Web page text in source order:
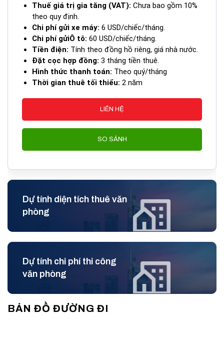
Xí, Phường 26, Quận Bình Thạnh
Richmond City sở hữu vị trí đắc địa tại khu vực Nguyễn Xí,
Quận Bình Thạnh, giúp kết nối linh hoạt với các quận trung
tâm như Quận 1, Quận 3, Phú Nhuận và các khu đô thị lớn
như Thủ Đức, Bình Dương.
Nằm gầnBến xe Miền Đông, thuận tiện cho doanh
nghiệp có nhu cầu di chuyển liên tỉnh.
Ngã tư Hàng Xanhchỉ 5 phút, giúp kết nối nhanh
chóng đến các tuyến đường huyết mạch nhưĐiện Biên
Phủ, Phạm Văn Đồng, Xô Viết Nghệ Tĩnh
Di chuyển đếnSân bay Tân Sơn Nhấtchỉ mất khoảng
15 phút.
Gần tuyến Metro số 1
Bến Thành – Suối Tiên
thế lớn về kết nối giao thông công cộng.
Tiếp cận nhanh đến các tuyến đường lớn, giúp tối ưu thời
gian đi lại của nhân viên và khách hàng.
Thuế giá trị gia tăng (VAT): Chưa bao gồm 10%
theo quy định.
Chi phí gửi xe máy: 6 USD/chiếc/tháng.
Chi phí gửiÔ tô: 60 USD/chiếc/tháng.
Tiền điện: Tính theo đồng hồ riêng, giá nhà nước.
Đặt cọc hợp đồng: 3 tháng tiền thuê.
Hình thức thanh toán: Theo quý/tháng
Thời gian thuê tối thiểu: 2 năm
LIÊN HỆ
SO SÁNH
Dự tính diện tích thuê văn
phòng
Dự tính chi phí thi công
văn phòng
BẢN ĐỒ ĐƯỜNG ĐI